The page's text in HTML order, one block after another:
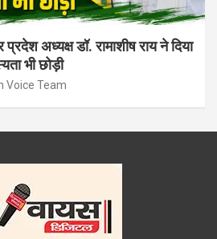
अध्यक्ष डॉ. रामाशीष राय ने दिया
भी छोड़ी
Voice Team